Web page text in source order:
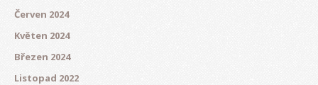
Červen 2024
Květen 2024
Březen 2024
Listopad 2022